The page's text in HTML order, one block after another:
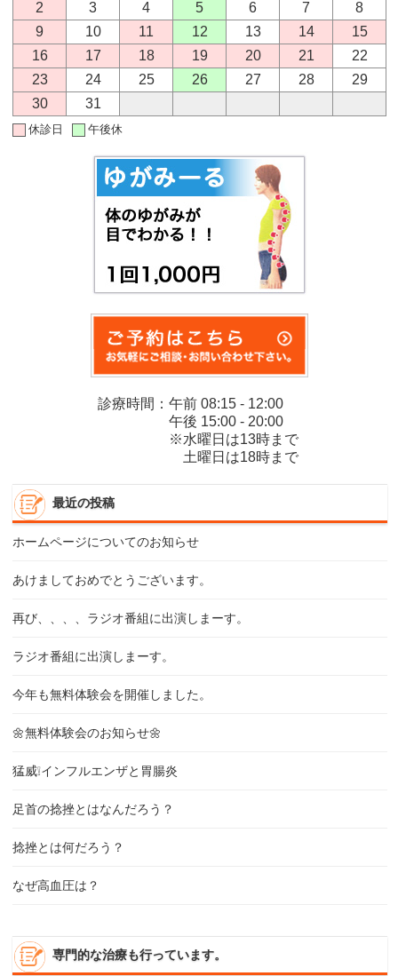
2
3 4 5 6 7
8
9
10 11 12 13 14
15
16
17 18 19 20 21
22
23
24 25 26 27 28
29
30
31
休診日 午後休
診療時間：午前 08:15 - 12:00
午後 15:00 - 20:00
※水曜日は13時まで
土曜日は18時まで
最近の投稿
ホームページについてのお知らせ
あけましておめでとうございます。
再び、、、、ラジオ番組に出演しまーす。
ラジオ番組に出演しまーす。
今年も無料体験会を開催しました。
🌼無料体験会のお知らせ🌼
猛威❕インフルエンザと胃腸炎
足首の捻挫とはなんだろう？
捻挫とは何だろう？
なぜ高血圧は？
専門的な治療も行っています。